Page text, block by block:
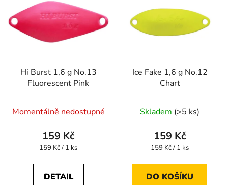
Hi Burst 1,6 g No.13
Fluorescent Pink
Momentálně nedostupné
159 Kč
Měrná
159 Kč / 1 ks
DETAIL
Ice Fake 1,6 g No.12
Chart
Skladem (>5 ks)
159 Kč
Měrná
159 Kč / 1 ks
DO KOŠÍKU